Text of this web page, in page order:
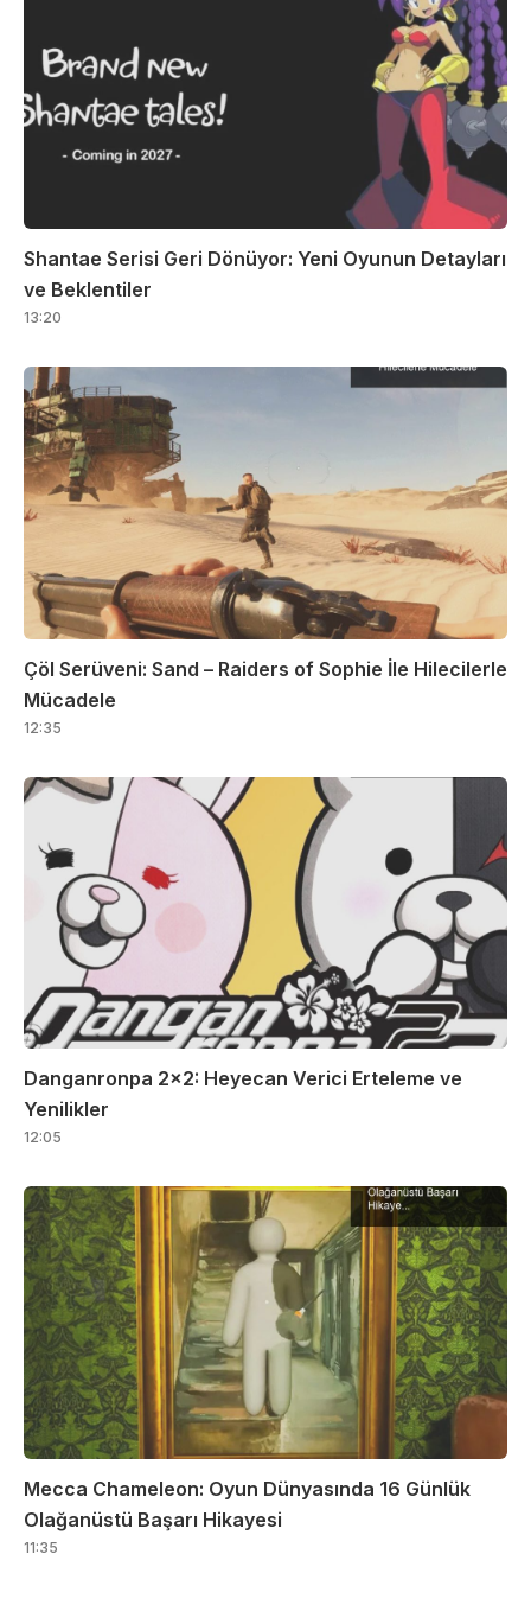
Shantae Serisi Geri Dönüyor: Yeni Oyunun Detayları
ve Beklentiler
13:20
Çöl Serüveni: Sand – Raiders of Sophie İle Hilecilerle
Mücadele
12:35
Danganronpa 2×2: Heyecan Verici Erteleme ve
Yenilikler
12:05
Mecca Chameleon: Oyun Dünyasında 16 Günlük
Olağanüstü Başarı Hikayesi
11:35